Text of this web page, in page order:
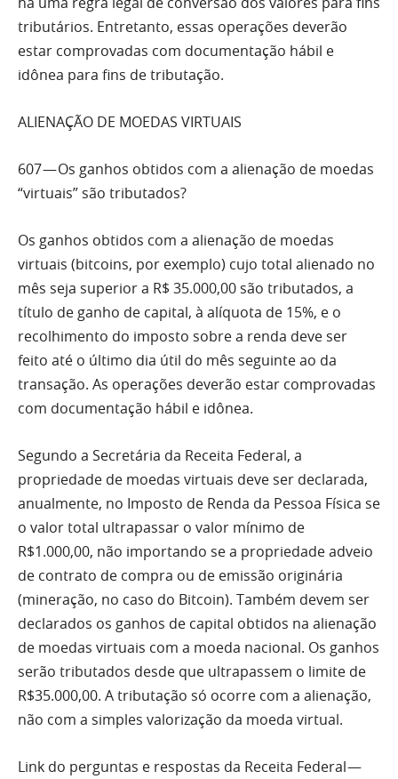
tributários. Entretanto, essas operações deverão
estar comprovadas com documentação hábil e
idônea para fins de tributação.
ALIENAÇÃO DE MOEDAS VIRTUAIS
607 — Os ganhos obtidos com a alienação de moedas
“virtuais” são tributados?
Os ganhos obtidos com a alienação de moedas
virtuais (bitcoins, por exemplo) cujo total alienado no
mês seja superior a R$ 35.000,00 são tributados, a
título de ganho de capital, à alíquota de 15%, e o
recolhimento do imposto sobre a renda deve ser
feito até o último dia útil do mês seguinte ao da
transação. As operações deverão estar comprovadas
com documentação hábil e idônea.
Segundo a Secretária da Receita Federal, a
propriedade de moedas virtuais deve ser declarada,
anualmente, no Imposto de Renda da Pessoa Física se
o valor total ultrapassar o valor mínimo de
R$1.000,00, não importando se a propriedade adveio
de contrato de compra ou de emissão originária
(mineração, no caso do Bitcoin). Também devem ser
declarados os ganhos de capital obtidos na alienação
de moedas virtuais com a moeda nacional. Os ganhos
serão tributados desde que ultrapassem o limite de
R$35.000,00. A tributação só ocorre com a alienação,
não com a simples valorização da moeda virtual.
Link do perguntas e respostas da Receita Federal —